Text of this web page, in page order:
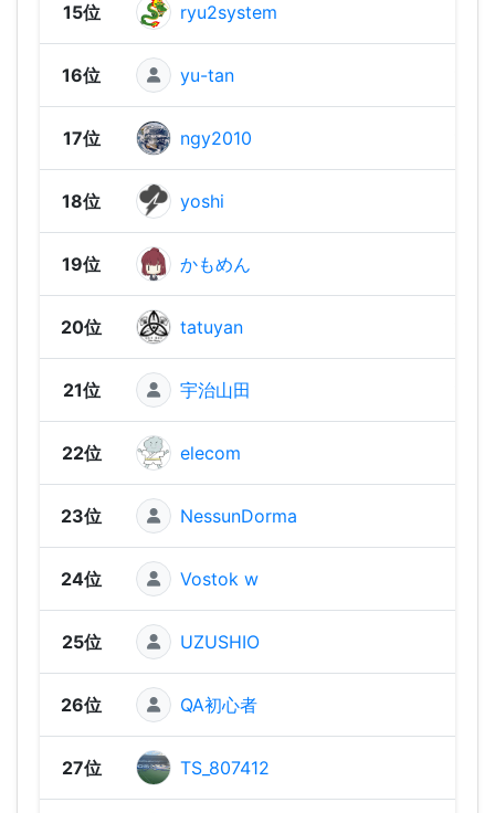
15位 ryu2system
16位 yu-tan
17位 ngy2010
18位 yoshi
19位 かもめん
20位 tatuyan
21位 宇治山田
22位 elecom
23位 NessunDorma
24位 Vostok w
25位 UZUSHIO
26位 QA初心者
27位 TS_807412